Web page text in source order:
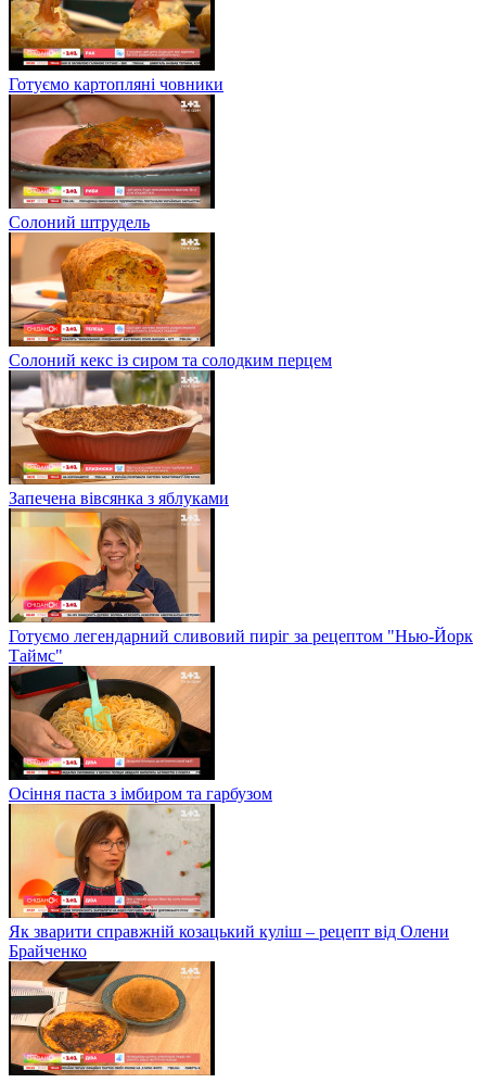
Готуємо картопляні човники
Солоний штрудель
Солоний кекс із сиром та солодким перцем
Запечена вівсянка з яблуками
Готуємо легендарний сливовий пиріг за рецептом "Нью-Йорк
Таймс"
Осіння паста з імбиром та гарбузом
Як зварити справжній козацький куліш – рецепт від Олени
Брайченко